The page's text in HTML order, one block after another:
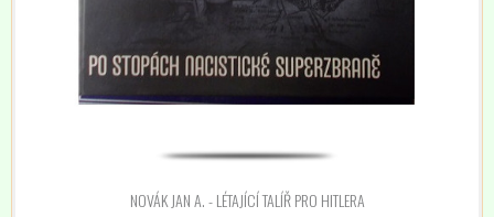
NOVÁK JAN A. - LÉTAJÍCÍ TALÍŘ PRO HITLERA